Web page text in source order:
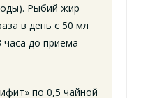
Рыбий жир
в день с 50 мл
до приема
по 0,5 чайной